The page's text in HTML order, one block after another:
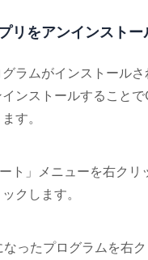
リをアンインストー
ラムがインストール
ンストールすること
す。
ート」メニューを右ク
クします。
なったプログラムを右